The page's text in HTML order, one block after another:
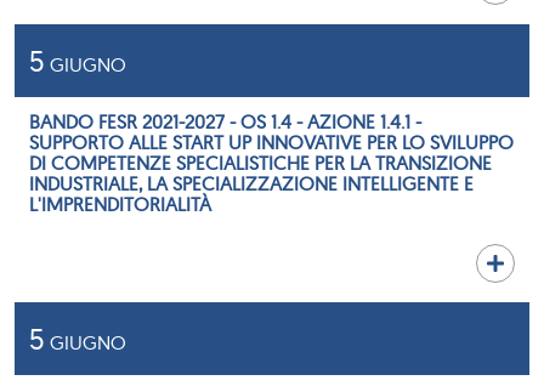
5 GIUGNO
BANDO FESR 2021-2027 - OS 1.4 - AZIONE 1.4.1 -
SUPPORTO ALLE START UP INNOVATIVE PER LO SVILUPPO
DI COMPETENZE SPECIALISTICHE PER LA TRANSIZIONE
INDUSTRIALE, LA SPECIALIZZAZIONE INTELLIGENTE E
L'IMPRENDITORIALITÀ
5 GIUGNO